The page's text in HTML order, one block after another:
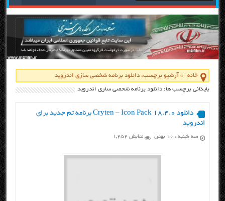
خانه » آرشیو برچسب: دانلود برنامه شخصي سازي اندرويد
بایگانی برچسب ها: دانلود برنامه شخصي سازي اندرويد
دانلود Cryten – Icon Pack 18.4.0 برنامه تم جدید برای
اندروید
سه شنبه ، ۱۰ بهمن نمایش 1,252